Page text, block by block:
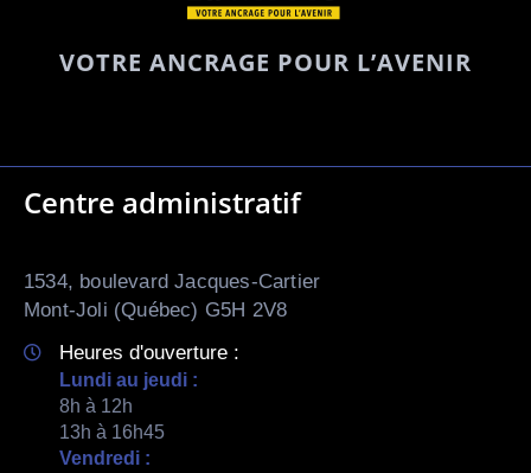
VOTRE ANCRAGE POUR L’AVENIR
Centre administratif
1534, boulevard Jacques-Cartier
Mont-Joli (Québec) G5H 2V8
Heures d'ouverture :
Lundi au jeudi :
8h à 12h
13h à 16h45
Vendredi :